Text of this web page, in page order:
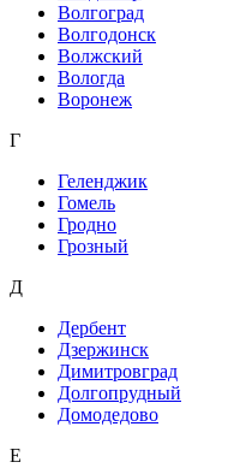
Волгоград
Волгодонск
Волжский
Вологда
Воронеж
Г
Геленджик
Гомель
Гродно
Грозный
Д
Дербент
Дзержинск
Димитровград
Долгопрудный
Домодедово
Е